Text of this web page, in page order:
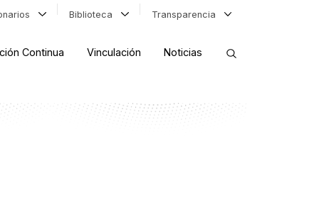
Biblioteca Transparencia
Continua Vinculación Noticias